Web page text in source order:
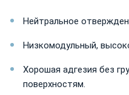
Нейтральное
Низкомодульный,
Хорошая адгезия без
поверхностям.